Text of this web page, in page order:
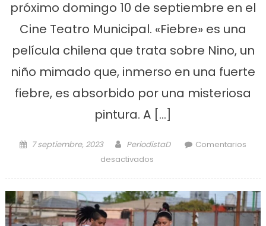
próximo domingo 10 de septiembre en el
Cine Teatro Municipal. «Fiebre» es una
película chilena que trata sobre Nino, un
niño mimado que, inmerso en una fuerte
fiebre, es absorbido por una misteriosa
pintura. A […]
Posted on
7 septiembre, 2023 Author
PeriodistaD
Comentarios
desactivados